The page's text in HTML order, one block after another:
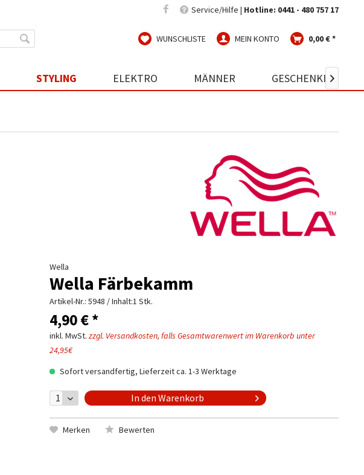
Service/Hilfe | Hotline: 0441 - 480 757 17
WUNSCHLISTE MEIN KONTO 0,00 € *
STYLING ELEKTRO MÄNNER GESCHENKIDEEN

Wella
Wella Färbekamm
Artikel-Nr.:5948 / Inhalt:1 Stk.
4,90 € *
inkl. MwSt.zzgl. Versandkosten, falls Gesamtwarenwert im Warenkorb unter
24,95€
Sofort versandfertig, Lieferzeit ca. 1-3 Werktage
In den Warenkorb
Merken Bewerten